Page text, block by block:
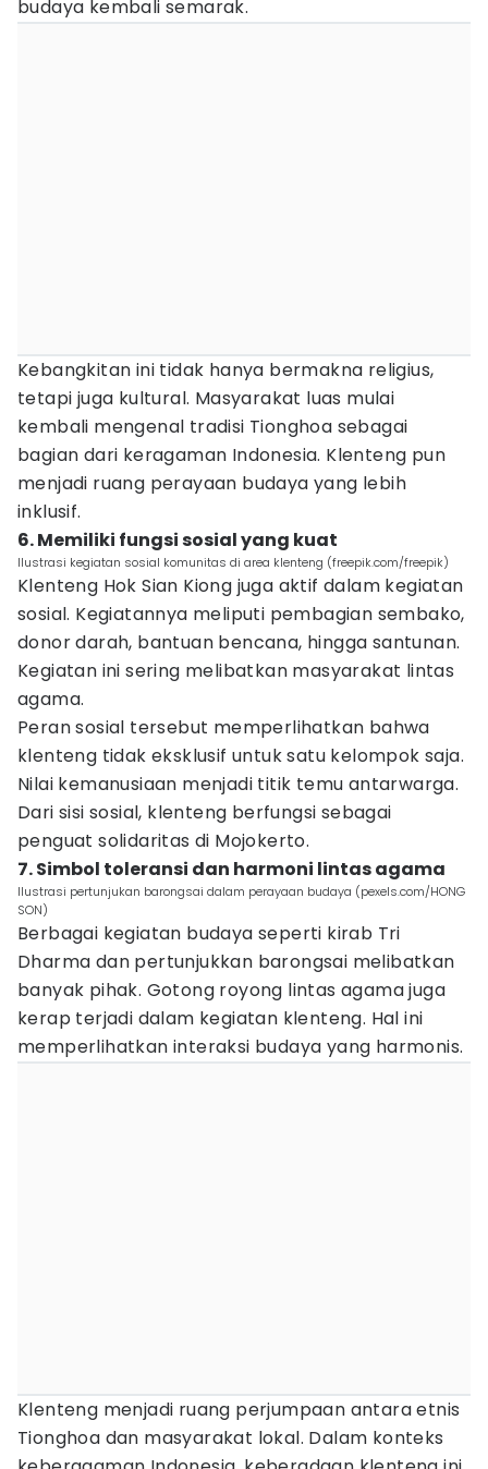
budaya kembali semarak.
Kebangkitan ini tidak hanya bermakna religius,
tetapi juga kultural. Masyarakat luas mulai
kembali mengenal tradisi Tionghoa sebagai
bagian dari keragaman Indonesia. Klenteng pun
menjadi ruang perayaan budaya yang lebih
inklusif.
6. Memiliki fungsi sosial yang kuat
Ilustrasi kegiatan sosial komunitas di area klenteng (freepik.com/freepik)
Klenteng Hok Sian Kiong juga aktif dalam kegiatan
sosial. Kegiatannya meliputi pembagian sembako,
donor darah, bantuan bencana, hingga santunan.
Kegiatan ini sering melibatkan masyarakat lintas
agama.
Peran sosial tersebut memperlihatkan bahwa
klenteng tidak eksklusif untuk satu kelompok saja.
Nilai kemanusiaan menjadi titik temu antarwarga.
Dari sisi sosial, klenteng berfungsi sebagai
penguat solidaritas di Mojokerto.
7. Simbol toleransi dan harmoni lintas agama
Ilustrasi pertunjukan barongsai dalam perayaan budaya (pexels.com/HONG
SON)
Berbagai kegiatan budaya seperti kirab Tri
Dharma dan pertunjukkan barongsai melibatkan
banyak pihak. Gotong royong lintas agama juga
kerap terjadi dalam kegiatan klenteng. Hal ini
memperlihatkan interaksi budaya yang harmonis.
Klenteng menjadi ruang perjumpaan antara etnis
Tionghoa dan masyarakat lokal. Dalam konteks